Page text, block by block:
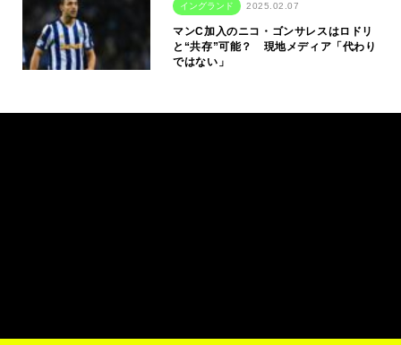
イングランド 2025.02.07
マンC加入のニコ・ゴンサレスはロドリ
と“共存”可能？ 現地メディア「代わり
ではない」